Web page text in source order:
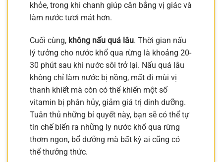
khỏe, trong khi chanh giúp cân bằng vị giác và
làm nước tươi mát hơn.
Cuối cùng, không nấu quá lâu. Thời gian nấu
lý tưởng cho nước khổ qua rừng là khoảng 20-
30 phút sau khi nước sôi trở lại. Nấu quá lâu
không chỉ làm nước bị nồng, mất đi mùi vị
thanh khiết mà còn có thể khiến một số
vitamin bị phân hủy, giảm giá trị dinh dưỡng.
Tuân thủ những bí quyết này, bạn sẽ có thể tự
tin chế biến ra những ly nước khổ qua rừng
thơm ngon, bổ dưỡng mà bất kỳ ai cũng có
thể thưởng thức.